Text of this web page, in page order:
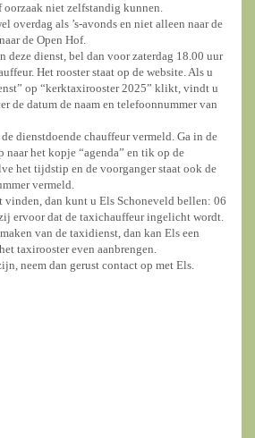
oorzaak niet zelfstandig kunnen.
overdag als ’s-avonds en niet alleen naar de
de Open Hof.
deze dienst, bel dan voor zaterdag 18.00 uur
Het rooster staat op de website. Als u
op “kerktaxirooster 2025” klikt, vindt u
de datum de naam en telefoonnummer van
dienstdoende chauffeur vermeld. Ga in de
naar het kopje “agenda” en tik op de
het tijdstip en de voorganger staat ook de
vermeld.
dan kunt u Els Schoneveld bellen: 06
ervoor dat de taxichauffeur ingelicht wordt.
van de taxidienst, dan kan Els een
taxirooster even aanbrengen.
neem dan gerust contact op met Els.